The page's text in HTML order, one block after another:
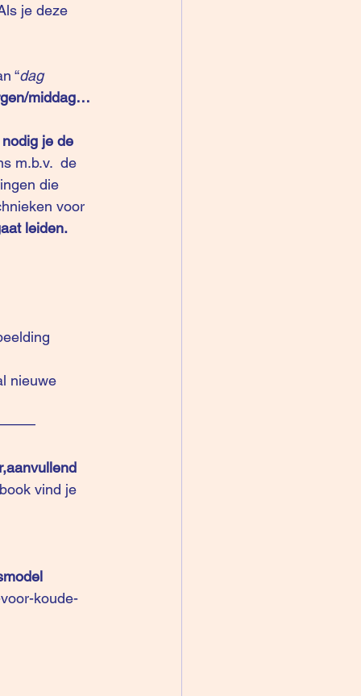
je deze
“dag
middag…
nodig je de
m.b.v.  de
die
voor
leiden.
nieuwe
vind je
koude-